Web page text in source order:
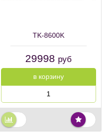
TK-8600K
29998 руб
в корзину